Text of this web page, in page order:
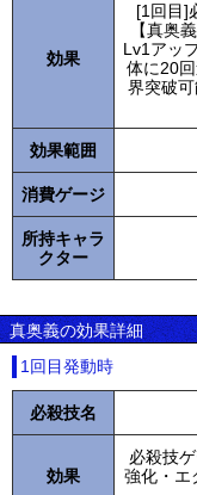
効果
[1回目]
【真奥
Lv1アッ
体に20
界突破
効果範囲
消費ゲージ
所持キャラ
クター
真奥義の効果詳細
1回目発動時
必殺技名
効果
必殺技
強化・エ